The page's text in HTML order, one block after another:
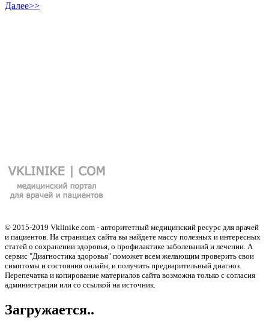
Далее>>
© 2015-2019 Vklinike.com - авторитетный медицинский ресурс для врачей
и пациентов. На страницах сайта вы найдете массу полезных и интересных
статей о сохранении здоровья, о профилактике заболеваний и лечении. А
сервис "Диагностика здоровья" поможет всем желающим проверить свои
симптомы и состояния онлайн, и получить предварительный диагноз.
Перепечатка и копирование материалов сайта возможна только с согласия
администрации или со ссылкой на источник.
Загружается..